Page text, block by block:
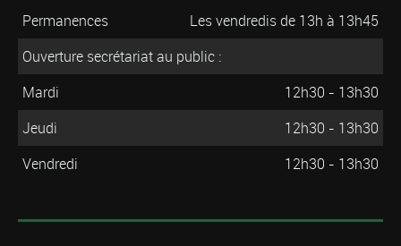
Permanences
Les vendredis de 13h à 13h45
Ouverture secrétariat au public :
Mardi
12h30 - 13h30
Jeudi
12h30 - 13h30
Vendredi
12h30 - 13h30